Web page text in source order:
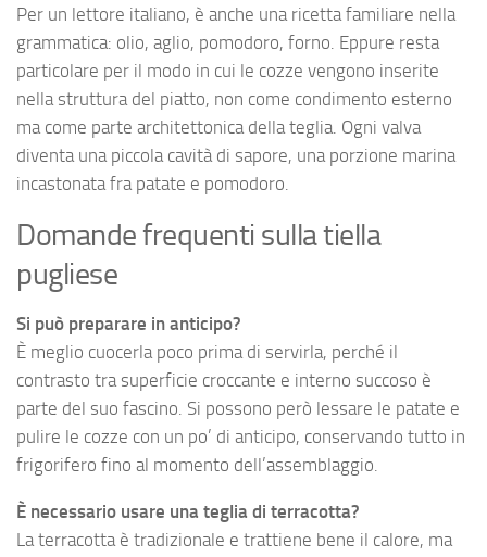
Per un lettore italiano, è anche una ricetta familiare nella
grammatica: olio, aglio, pomodoro, forno. Eppure resta
particolare per il modo in cui le cozze vengono inserite
nella struttura del piatto, non come condimento esterno
ma come parte architettonica della teglia. Ogni valva
diventa una piccola cavità di sapore, una porzione marina
incastonata fra patate e pomodoro.
Domande frequenti sulla tiella
pugliese
Si può preparare in anticipo?
È meglio cuocerla poco prima di servirla, perché il
contrasto tra superficie croccante e interno succoso è
parte del suo fascino. Si possono però lessare le patate e
pulire le cozze con un po’ di anticipo, conservando tutto in
frigorifero fino al momento dell’assemblaggio.
È necessario usare una teglia di terracotta?
La terracotta è tradizionale e trattiene bene il calore, ma